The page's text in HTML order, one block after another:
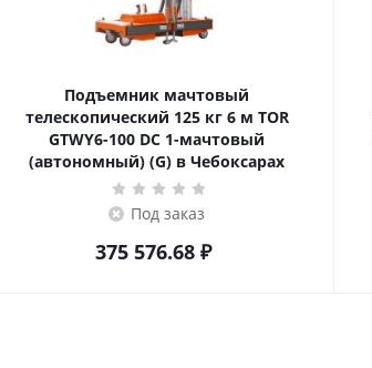
Подъемник мачтовый
телескопический 125 кг 6 м TOR
GTWY6-100 DC 1-мачтовый
(автономный) (G) в Чебоксарах
Под заказ
375 576.68₽